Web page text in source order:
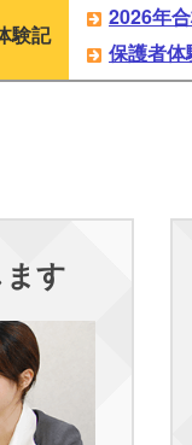
験記
2026年
保護者体
す